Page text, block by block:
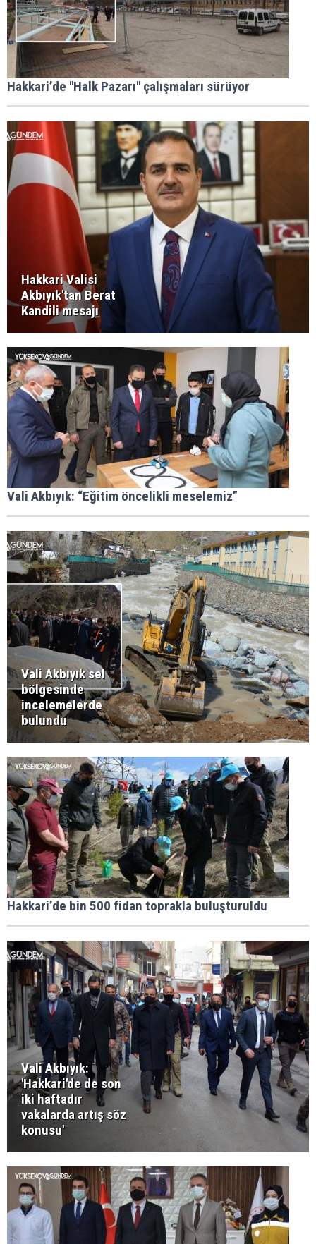
Hakkari’de "Halk Pazarı" çalışmaları sürüyor
Hakkari Valisi
Akbıyık'tan Berat
Kandili mesajı
Vali Akbıyık: “Eğitim öncelikli meselemiz”
Vali Akbıyık sel
bölgesinde
incelemelerde
bulundu
Hakkari’de bin 500 fidan toprakla buluşturuldu
Vali Akbıyık:
'Hakkari'de de son
iki haftadır
vakalarda artış söz
konusu'